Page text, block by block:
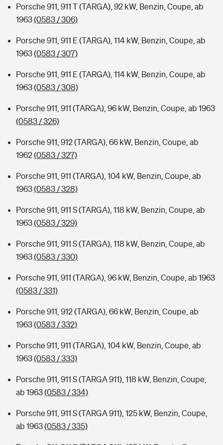
Porsche 911, 911 T (TARGA), 92 kW, Benzin, Coupe, ab
1963(0583 / 306)
Porsche 911, 911 E (TARGA), 114 kW, Benzin, Coupe, ab
1963(0583 / 307)
Porsche 911, 911 E (TARGA), 114 kW, Benzin, Coupe, ab
1963(0583 / 308)
Porsche 911, 911 (TARGA), 96 kW, Benzin, Coupe, ab 1963
(0583 / 326)
Porsche 911, 912 (TARGA), 66 kW, Benzin, Coupe, ab
1962(0583 / 327)
Porsche 911, 911 (TARGA), 104 kW, Benzin, Coupe, ab
1963(0583 / 328)
Porsche 911, 911 S (TARGA), 118 kW, Benzin, Coupe, ab
1963(0583 / 329)
Porsche 911, 911 S (TARGA), 118 kW, Benzin, Coupe, ab
1963(0583 / 330)
Porsche 911, 911 (TARGA), 96 kW, Benzin, Coupe, ab 1963
(0583 / 331)
Porsche 911, 912 (TARGA), 66 kW, Benzin, Coupe, ab
1963(0583 / 332)
Porsche 911, 911 (TARGA), 104 kW, Benzin, Coupe, ab
1963(0583 / 333)
Porsche 911, 911 S (TARGA 911), 118 kW, Benzin, Coupe,
ab 1963(0583 / 334)
Porsche 911, 911 S (TARGA 911), 125 kW, Benzin, Coupe,
ab 1963(0583 / 335)